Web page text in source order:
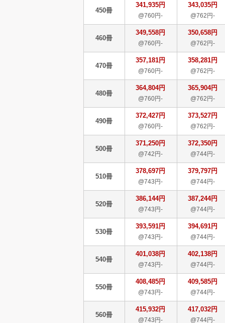
450冊
341,935円
@760円-
343,035円
@762円-
460冊
349,558円
@760円-
350,658円
@762円-
470冊
357,181円
@760円-
358,281円
@762円-
480冊
364,804円
@760円-
365,904円
@762円-
490冊
372,427円
@760円-
373,527円
@762円-
500冊
371,250円
@742円-
372,350円
@744円-
510冊
378,697円
@743円-
379,797円
@744円-
520冊
386,144円
@743円-
387,244円
@744円-
530冊
393,591円
@743円-
394,691円
@744円-
540冊
401,038円
@743円-
402,138円
@744円-
550冊
408,485円
@743円-
409,585円
@744円-
560冊
415,932円
@743円-
417,032円
@744円-